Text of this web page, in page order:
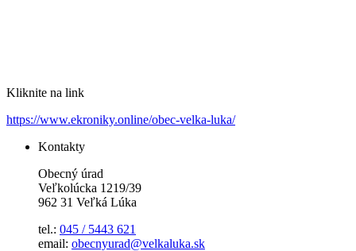
Kliknite na link
https://www.ekroniky.online/obec-velka-luka/
Kontakty
Obecný úrad
Veľkolúcka 1219/39
962 31 Veľká Lúka
tel.: 045 / 5443 621
email: obecnyurad@velkaluka.sk